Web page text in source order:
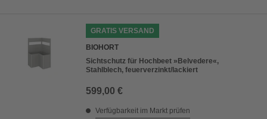
GRATIS VERSAND
BIOHORT
Sichtschutz für Hochbeet »Belvedere«,
Stahlblech, feuerverzinkt/lackiert
599,00 €
Verfügbarkeit im Markt prüfen